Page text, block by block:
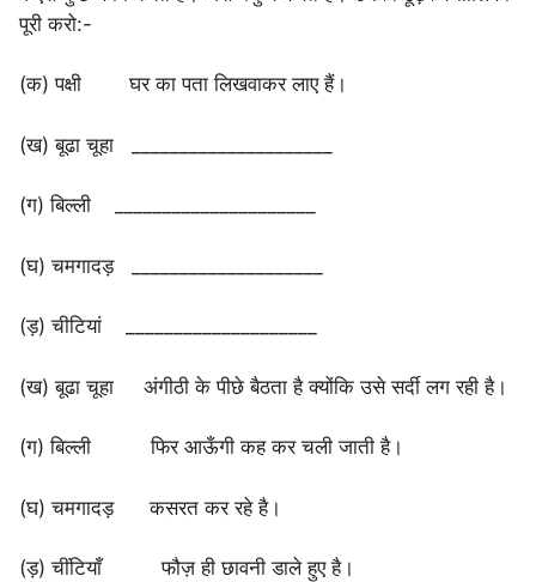
पूरी करो:-
(क) पक्षी घर का पता लिखवाकर लाए हैं।
(ख) बूढा चूहा _____________________
(ग) बिल्ली _____________________
(घ) चमगादड़ ____________________
(ड़) चीटियां ____________________
(ख) बूढा चूहा अंगीठी के पीछे बैठता है क्योंकि उसे सर्दी लग रही है।
(ग) बिल्ली फिर आऊँगी कह कर चली जाती है।
(घ) चमगादड़ कसरत कर रहे है।
(ड़) चींटियाँ फौज़ ही छावनी डाले हुए है।